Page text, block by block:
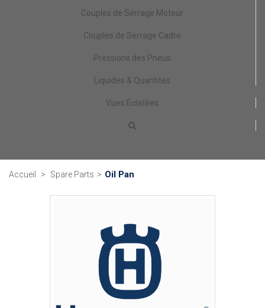
Couples de Serrage Moteur
Couples de Serrage Cadre
Pressions des Pneus
Liquides & Quantités
Vues Éclatées
Accueil > Spare Parts > Oil Pan